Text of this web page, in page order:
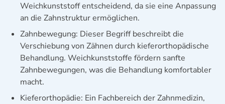
Weichkunststoff entscheidend, da sie eine Anpassung
an die Zahnstruktur ermöglichen.
Zahnbewegung: Dieser Begriff beschreibt die
Verschiebung von Zähnen durch kieferorthopädische
Behandlung. Weichkunststoffe fördern sanfte
Zahnbewegungen, was die Behandlung komfortabler
macht.
Kieferorthopädie: Ein Fachbereich der Zahnmedizin,